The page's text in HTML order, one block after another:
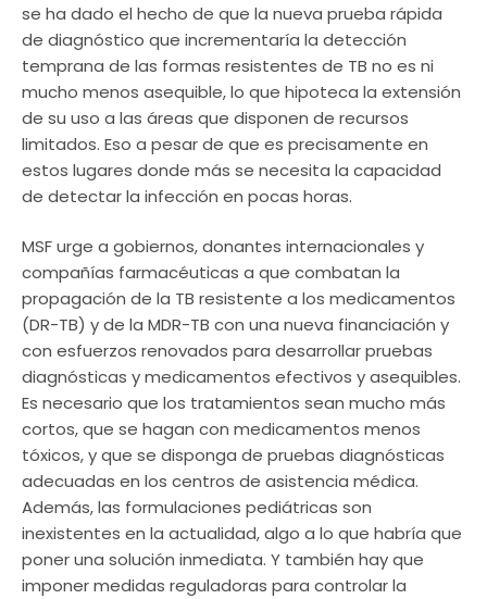
se ha dado el hecho de que la nueva prueba rápida
de diagnóstico que incrementaría la detección
temprana de las formas resistentes de TB no es ni
mucho menos asequible, lo que hipoteca la extensión
de su uso a las áreas que disponen de recursos
limitados. Eso a pesar de que es precisamente en
estos lugares donde más se necesita la capacidad
de detectar la infección en pocas horas.
MSF urge a gobiernos, donantes internacionales y
compañías farmacéuticas a que combatan la
propagación de la TB resistente a los medicamentos
(DR-TB) y de la MDR-TB con una nueva financiación y
con esfuerzos renovados para desarrollar pruebas
diagnósticas y medicamentos efectivos y asequibles.
Es necesario que los tratamientos sean mucho más
cortos, que se hagan con medicamentos menos
tóxicos, y que se disponga de pruebas diagnósticas
adecuadas en los centros de asistencia médica.
Además, las formulaciones pediátricas son
inexistentes en la actualidad, algo a lo que habría que
poner una solución inmediata. Y también hay que
imponer medidas reguladoras para controlar la